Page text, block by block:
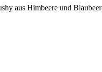
aus Himbeere und